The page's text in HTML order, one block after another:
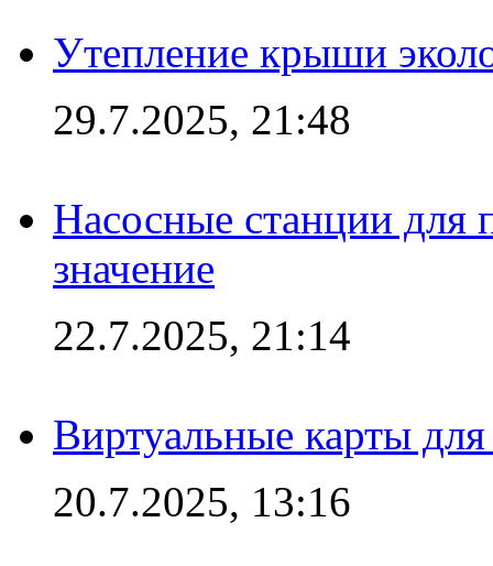
Утепление крыши
29.7.2025, 21:48
Насосные станции для
значение
22.7.2025, 21:14
Виртуальные карты
20.7.2025, 13:16